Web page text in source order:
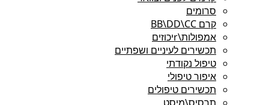
סרומים
קרם BB\DD\CC
אמפולות\rיכוזים
תכשירים לעיניים ושפתיים
טיפול נקודתי
איפור טיפולי
תכשירים טיפולים